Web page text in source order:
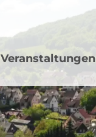
Veranstaltungen